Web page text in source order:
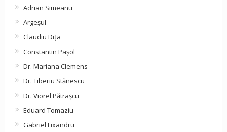
Adrian Simeanu
Argeşul
Claudiu Diţa
Constantin Pașol
Dr. Mariana Clemens
Dr. Tiberiu Stănescu
Dr. Viorel Pătraşcu
Eduard Tomaziu
Gabriel Lixandru